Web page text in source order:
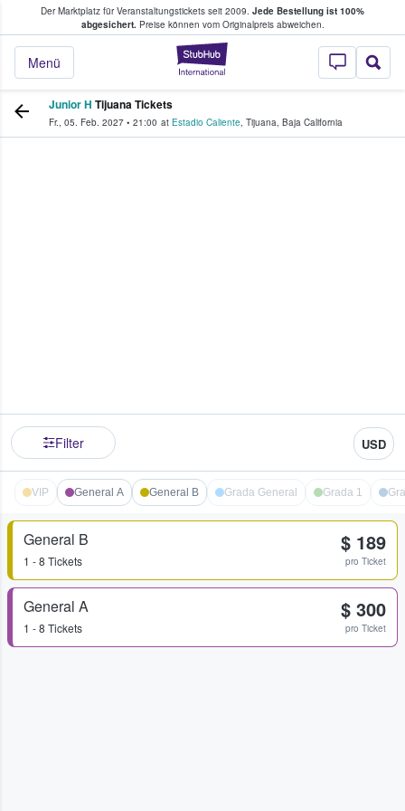
Der Marktplatz für Veranstaltungstickets seit 2009. Jede Bestellung ist 100%
abgesichert.Preise können vom Originalpreis abweichen.
StubHub - Wo
Menü
Tickets kaufen & verkaufen
Junior H Tijuana Tickets
Fr., 05. Feb. 2027 • 21:00 at Estadio Caliente, Tijuana, Baja California
Filter USD
VIP General A General B Grada General Grada 1
General B
1 - 8 Tickets
$ 189
pro Ticket
General A
1 - 8 Tickets
$ 300
pro Ticket